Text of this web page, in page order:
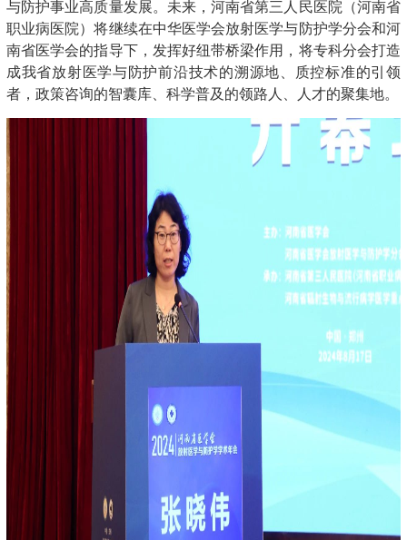
与防护事业高质量发展。未来，河南省第三人民医院（河南省
职业病医院）将继续在中华医学会放射医学与防护学分会和河
南省医学会的指导下，发挥好纽带桥梁作用，将专科分会打造
成我省放射医学与防护前沿技术的溯源地、质控标准的引领
者，政策咨询的智囊库、科学普及的领路人、人才的聚集地。